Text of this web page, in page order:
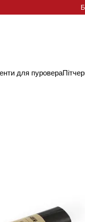
для пуровера